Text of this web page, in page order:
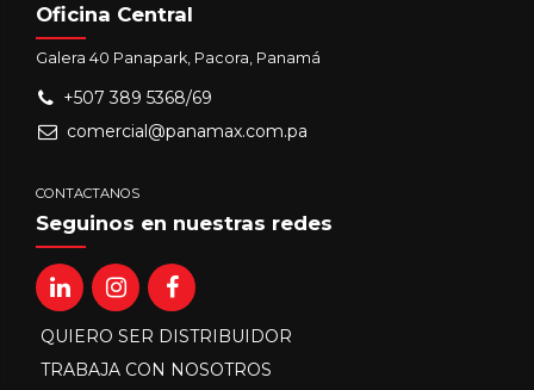
Oficina Central
Galera 40 Panapark, Pacora, Panamá
+507 389 5368/69
comercial@panamax.com.pa
CONTACTANOS
Seguinos en nuestras redes
QUIERO SER DISTRIBUIDOR
TRABAJA CON NOSOTROS